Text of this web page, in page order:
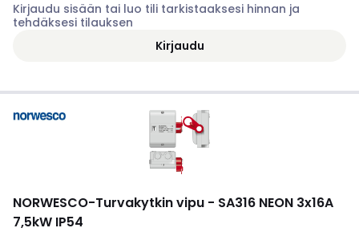
Kirjaudu sisään tai luo tili tarkistaaksesi hinnan ja
tehdäksesi tilauksen
Kirjaudu
NORWESCO-Turvakytkin vipu - SA316 NEON 3x16A
7,5kW IP54